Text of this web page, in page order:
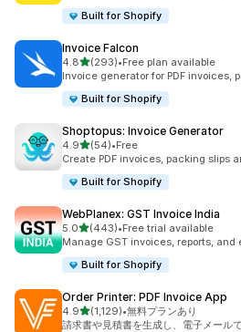
Built for Shopify
Invoice Falcon
4.85つ星中
(293)
合計レビュー数：293件
•Free plan available
Invoice generator for PDF invoices,
Built for Shopify
Shoptopus: Invoice Generator
4.95つ星中
(54)
合計レビュー数：54件
•Free
Create PDF invoices, packing slips
Built for Shopify
WebPlanex: GST Invoice India
5.05つ星中
(443)
合計レビュー数：443件
•Free trial available
Manage GST invoices, reports,
Built for Shopify
Order Printer: PDF Invoice App
4.95つ星中
(1,129)
合計レビュー数：1129件
•無料プランあり
請求書や見積書を生成し、電子メール